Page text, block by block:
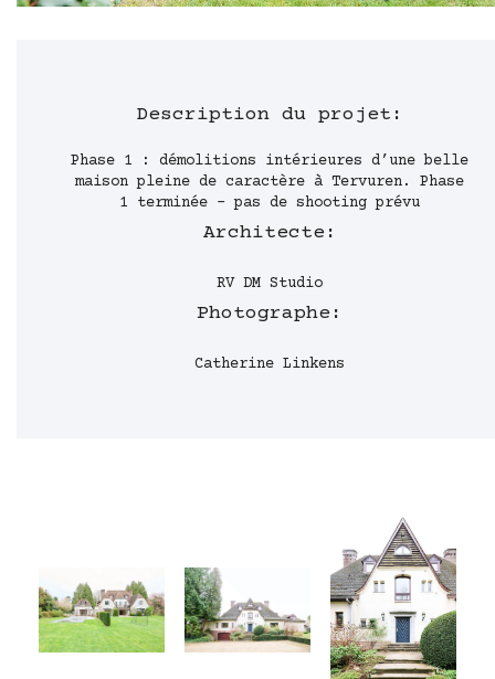
Description du projet:
Phase 1 : démolitions intérieures d’une belle
maison pleine de caractère à Tervuren. Phase
1 terminée - pas de shooting prévu
Architecte:
RV DM Studio
Photographe:
Catherine Linkens